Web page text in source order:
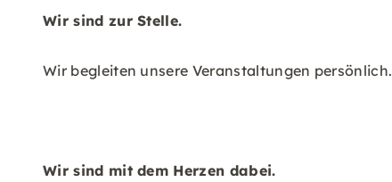
Wir sind zur Stelle.
Wir begleiten unsere Veranstaltungen persönlich.
Wir sind mit dem Herzen dabei.